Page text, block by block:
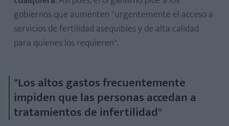
gobiernos que aumenten "urgentemente el acceso a
servicios de fertilidad asequibles y de alta calidad
para quienes los requieren".
"Los altos gastos frecuentemente
impiden que las personas accedan a
tratamientos de infertilidad"